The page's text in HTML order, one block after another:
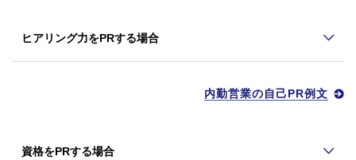
ヒアリング力をPRする場合
内勤営業の自己PR例文
資格をPRする場合